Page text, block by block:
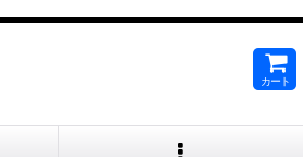
カート